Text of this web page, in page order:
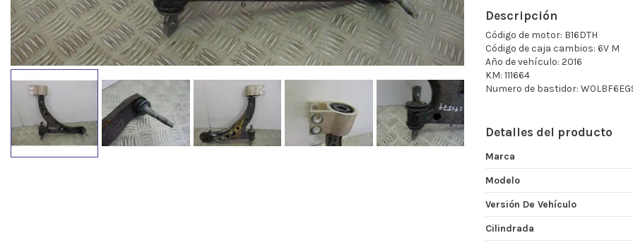
Descripción
Código de motor: B16DTH
Código de caja cambios: 6V M
Año de vehículo: 2016
KM: 111664
Numero de bastidor:
Detalles del producto
Marca
Modelo
Versión De Vehículo
Cilindrada